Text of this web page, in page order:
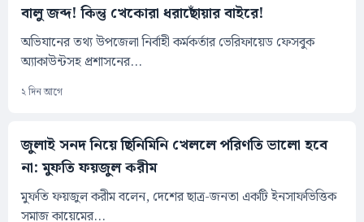
বালু জব্দ! কিন্তু খেকোরা ধরাছোঁয়ার বাইরে!
অভিযানের তথ্য উপজেলা নির্বাহী কর্মকর্তার ভেরিফায়েড ফেসবুক
অ্যাকাউন্টসহ প্রশাসনের...
২ দিন আগে
জুলাই সনদ নিয়ে ছিনিমিনি খেললে পরিণতি ভালো হবে
না: মুফতি ফয়জুল করীম
মুফতি ফয়জুল করীম বলেন, দেশের ছাত্র-জনতা একটি ইনসাফভিত্তিক
সমাজ কায়েমের...